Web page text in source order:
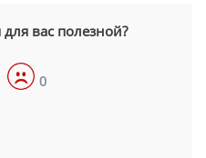
для вас полезной?
0